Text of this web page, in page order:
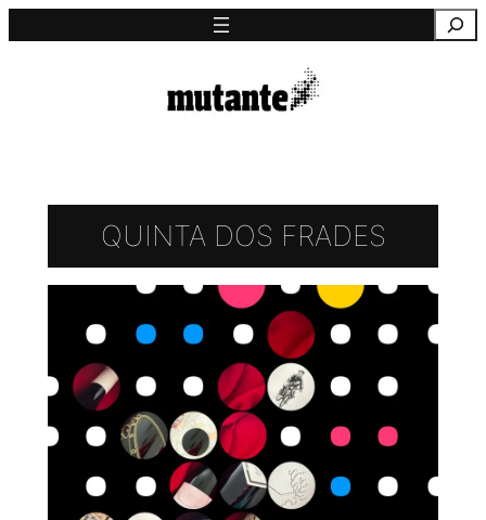
para
QUINTA DOS FRADES